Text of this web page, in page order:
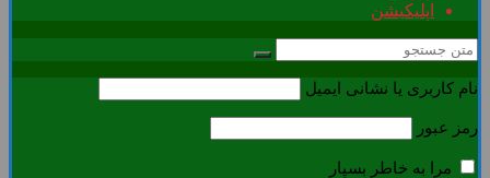
اپلیکیشن
نام کاربری یا نشانی ایمیل
رمز عبور
مرا به خاطر بسپار